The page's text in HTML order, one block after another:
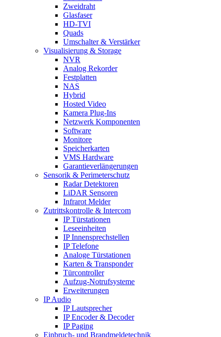
Zweidraht
Glasfaser
HD-TVI
Quads
Umschalter & Verstärker
Visualisierung & Storage
NVR
Analog Rekorder
Festplatten
NAS
Hybrid
Hosted Video
Kamera Plug-Ins
Netzwerk Komponenten
Software
Monitore
Speicherkarten
VMS Hardware
Garantieverlängerungen
Sensorik & Perimeterschutz
Radar Detektoren
LiDAR Sensoren
Infrarot Melder
Zutrittskontrolle & Intercom
IP Türstationen
Leseeinheiten
IP Innensprechstellen
IP Telefone
Analoge Türstationen
Karten & Transponder
Türcontroller
Aufzug-Notrufsysteme
Erweiterungen
IP Audio
IP Lautsprecher
IP Encoder & Decoder
IP Paging
Einbruch- und Brandmeldetechnik